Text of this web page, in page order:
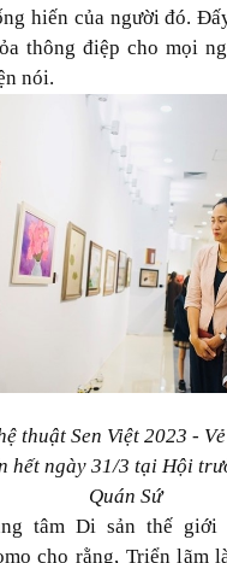
hiến của người đó.
thông điệp cho mọi
nói.
thuật Sen Việt 2023 -
hết ngày 31/3 tại Hội
Quán Sứ
tâm Di sản thế giới
cho rằng, Triển lãm